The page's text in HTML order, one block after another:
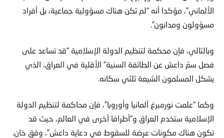
الألماني”، مؤكدا أنه “لم تكن هناك مسؤولية جماعية، بل أفراد
مسؤولون ومدانون”.
وبالتالي، فإن محكمة لتنظيم الدولة الإسلامية “قد تساعد على
فصل سمّ داعش عن الطائفة السنية” الأقلية في العراق، الذي
يشكل المسلمون الشيعة ثلثي سكانه.
وكما “علمت نورمبرغ ألمانيا وأوروبا”، فإن محاكمة لتنظيم الدولة
الإسلامية ستخدم العراق و”أطرافا أخرى في العالم، حيث قد
تكون هناك مكونات عرضة للسقوط في دعاية داعش”، وفق خان.